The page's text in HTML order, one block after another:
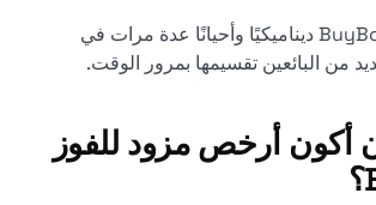
يتم إعادة تعيين BuyBox ديناميكيًا وأحيانًا عدة مرات في
من البائعين تقسيمها بمرور الوقت.
أرخص مزود للفوز